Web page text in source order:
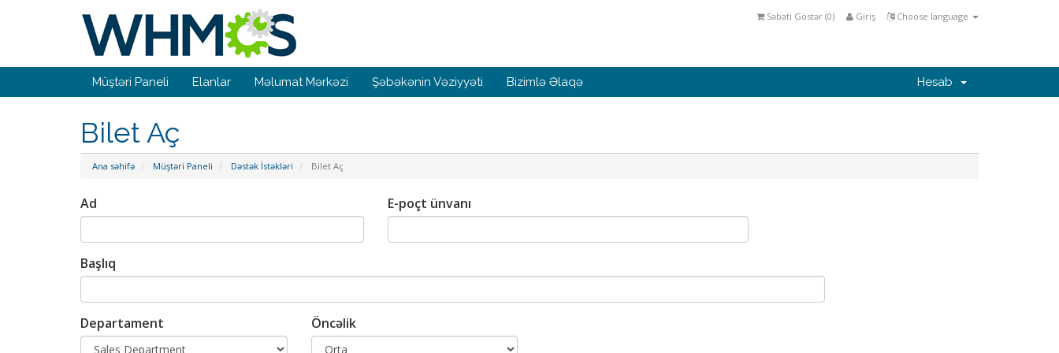
Choose language
Giriş
Səbəti Göstər (0)
Müştəri Paneli Elanlar Məlumat Mərkəzi Şəbəkənin Vəziyyəti Bizimlə Əlaqə Hesab
Bilet Aç
Ana səhifə Müştəri Paneli Dəstək İstəkləri Bilet Aç
Ad E-poçt ünvanı
Başlıq
Departament Öncəlik